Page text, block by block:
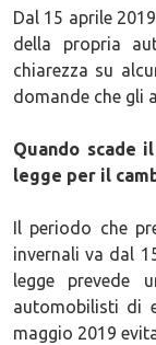
Dal 15 aprile
della propria
chiarezza su
domande che gli
Quando scade
legge per il
Il periodo che
invernali va dal
legge prevede
automobilisti di
maggio 2019